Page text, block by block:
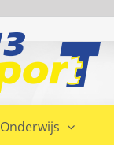
Onderwijs